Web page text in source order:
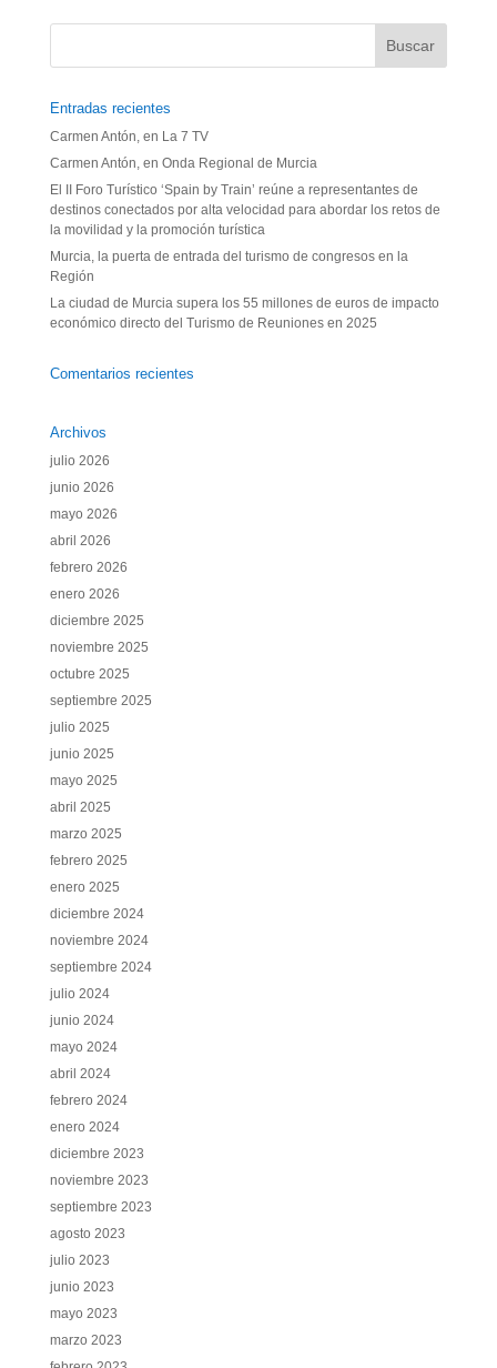
Entradas recientes
Carmen Antón, en La 7 TV
Carmen Antón, en Onda Regional de Murcia
El II Foro Turístico ‘Spain by Train’ reúne a representantes de
destinos conectados por alta velocidad para abordar los retos de
la movilidad y la promoción turística
Murcia, la puerta de entrada del turismo de congresos en la
Región
La ciudad de Murcia supera los 55 millones de euros de impacto
económico directo del Turismo de Reuniones en 2025
Comentarios recientes
Archivos
julio 2026
junio 2026
mayo 2026
abril 2026
febrero 2026
enero 2026
diciembre 2025
noviembre 2025
octubre 2025
septiembre 2025
julio 2025
junio 2025
mayo 2025
abril 2025
marzo 2025
febrero 2025
enero 2025
diciembre 2024
noviembre 2024
septiembre 2024
julio 2024
junio 2024
mayo 2024
abril 2024
febrero 2024
enero 2024
diciembre 2023
noviembre 2023
septiembre 2023
agosto 2023
julio 2023
junio 2023
mayo 2023
marzo 2023